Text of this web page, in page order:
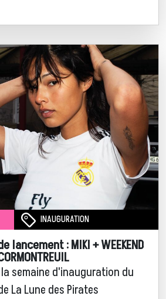
INAUGURATION
lancement : MIKI + WEEKEND
semaine d'inauguration du
La Lune des Pirates